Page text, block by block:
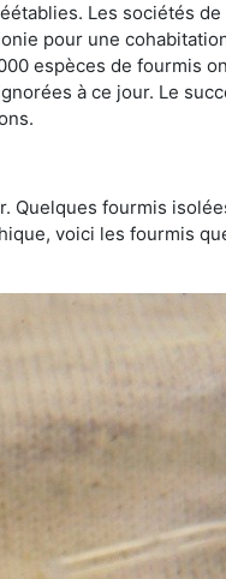
Les sociétés
pour une
espèces de fourmis
à ce jour. Le
fourmis
voici les fourmis